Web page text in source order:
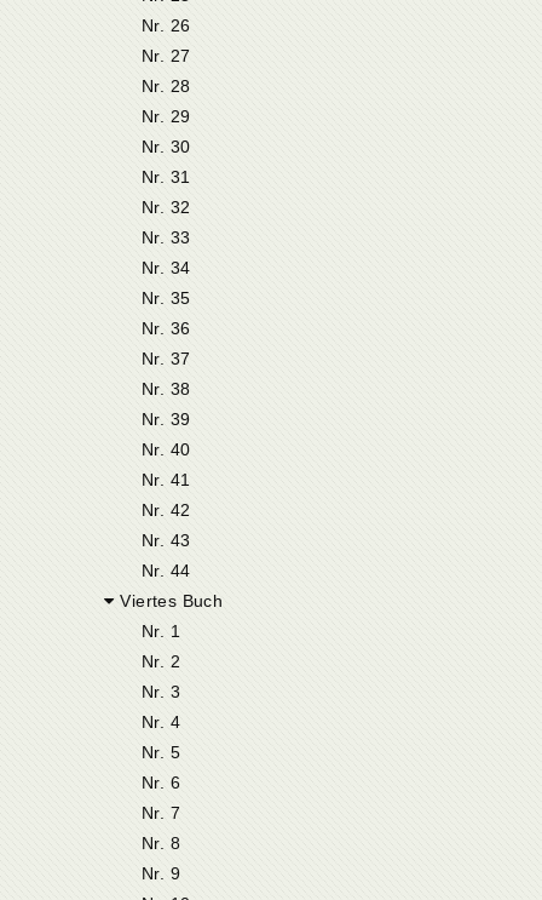
Nr. 26
Nr. 27
Nr. 28
Nr. 29
Nr. 30
Nr. 31
Nr. 32
Nr. 33
Nr. 34
Nr. 35
Nr. 36
Nr. 37
Nr. 38
Nr. 39
Nr. 40
Nr. 41
Nr. 42
Nr. 43
Nr. 44
Viertes Buch
Nr. 1
Nr. 2
Nr. 3
Nr. 4
Nr. 5
Nr. 6
Nr. 7
Nr. 8
Nr. 9